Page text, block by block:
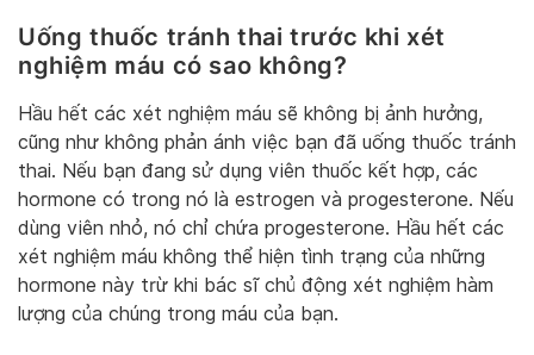
Uống thuốc tránh thai trước khi xét
nghiệm máu có sao không?
Hầu hết các xét nghiệm máu sẽ không bị ảnh hưởng,
cũng như không phản ánh việc bạn đã uống thuốc tránh
thai. Nếu bạn đang sử dụng viên thuốc kết hợp, các
hormone có trong nó là estrogen và progesterone. Nếu
dùng viên nhỏ, nó chỉ chứa progesterone. Hầu hết các
xét nghiệm máu không thể hiện tình trạng của những
hormone này trừ khi bác sĩ chủ động xét nghiệm hàm
lượng của chúng trong máu của bạn.